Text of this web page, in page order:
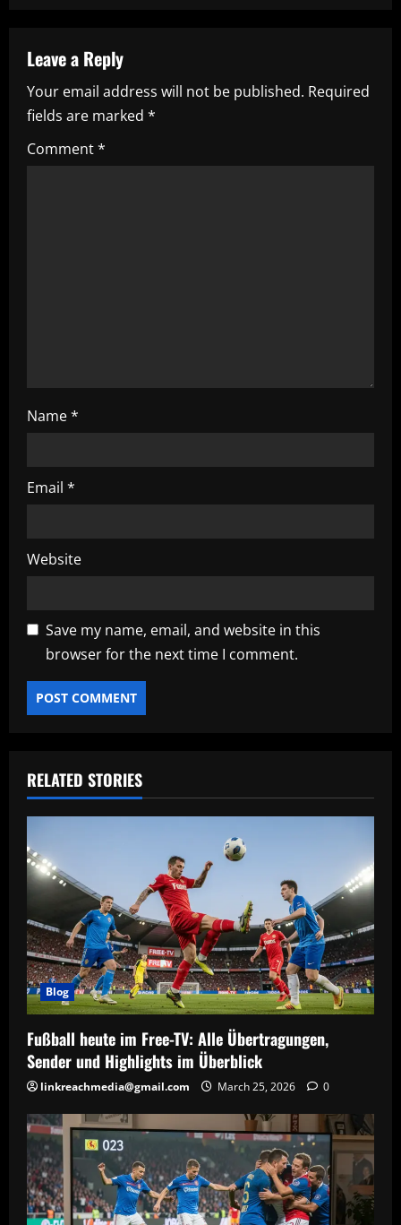
v
i
g
a
Leave a Reply
Your email address will not be published. Required
fields are marked *
Comment*
Name*
Email *
Website
Save my name, email, and website in this
browser for the next time I comment.
RELATED STORIES
Blog
Fußball heute im Free-TV: Alle Übertragungen,
Sender und Highlights im Überblick
linkreachmedia@gmail.com March 25, 2026 0